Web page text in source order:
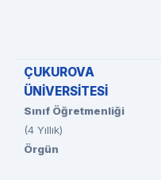
ÇUKUROVA
ÜNİVERSİTESİ
Sınıf Öğretmenliği
(4 Yıllık)
Örgün